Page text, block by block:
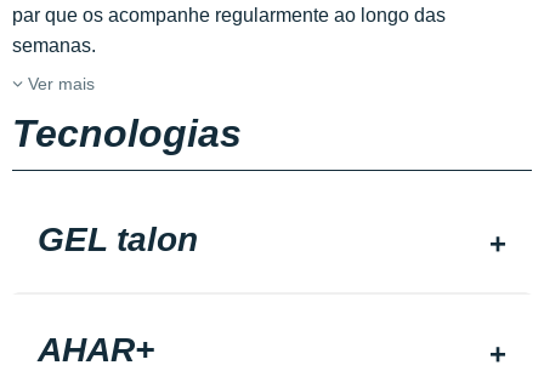
par que os acompanhe regularmente ao longo das
semanas.
Ver mais
Tecnologias
GEL talon
AHAR+